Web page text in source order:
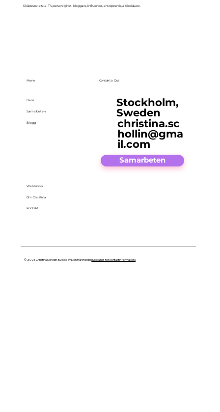
Skådespelerska, TV-personlighet, bloggare, influencer, entreprenör, & föreläsare.
Meny
Hem
Samarbeten
Blogg
Webbshop
Om Christina
Kontakt
Kontakta Oss
Stockholm,
Sweden
christina.sc
hollin@gma
il.com
Samarbeten
© 2025 Christina Schollin. Byggd av Lion Härenstam(Klicka här för kontaktinformation)